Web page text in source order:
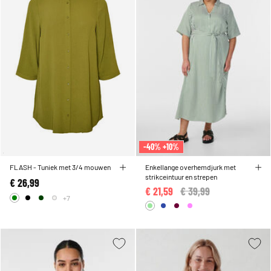
FLASH - Tuniek met 3/4 mouwen
€ 26,99
+7
-40% +10%
Enkellange overhemdjurk met
strikceintuur en strepen
Price reduced from
€ 39,99
€ 21,59